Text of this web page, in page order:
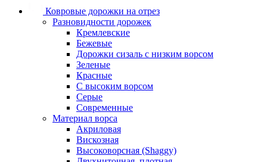
Ковровые дорожки на отрез
Разновидности дорожек
Кремлевские
Бежевые
Дорожки сизаль с низким ворсом
Зеленые
Красные
С высоким ворсом
Серые
Современные
Материал ворса
Акриловая
Вискозная
Высоковорсная (Shaggy)